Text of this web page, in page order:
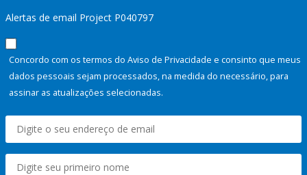
Alertas de email Project P040797
Concordo com os termos do Aviso de Privacidade e consinto que meus
dados pessoais sejam processados, na medida do necessário, para
assinar as atualizações selecionadas.